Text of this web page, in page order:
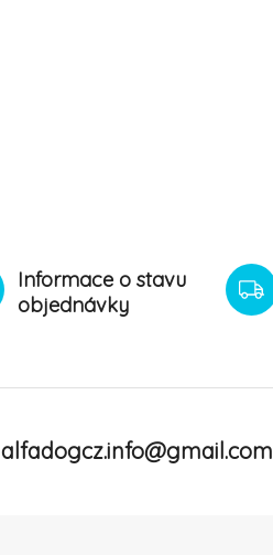
Informace o stavu
objednávky
alfadogcz.info@gmail.com